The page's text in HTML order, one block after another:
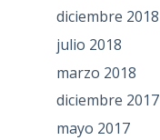
diciembre 2018
julio 2018
marzo 2018
diciembre 2017
mayo 2017